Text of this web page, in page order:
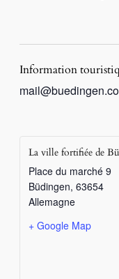
Information
La ville fortifiée de
Place du marché 9
Büdingen, 63654
Allemagne
+ Google Map